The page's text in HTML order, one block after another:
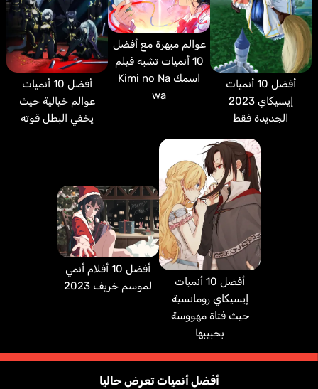
أفضل 10 أنميات
إيسيكاي 2023
الجديدة فقط
عوالم مبهرة مع أفضل
10 أنميات تشبه فيلم
اسمك Kimi no Na
wa
أفضل 10 أنميات
عوالم خيالية حيث
يخفي البطل قوته
أفضل 10 أنميات
إيسيكاي رومانسية
حيث فتاة مهووسة
بحبيبها
أفضل 10 أفلام أنمي
لموسم خريف 2023
أفضل أنميات تعرض حاليا